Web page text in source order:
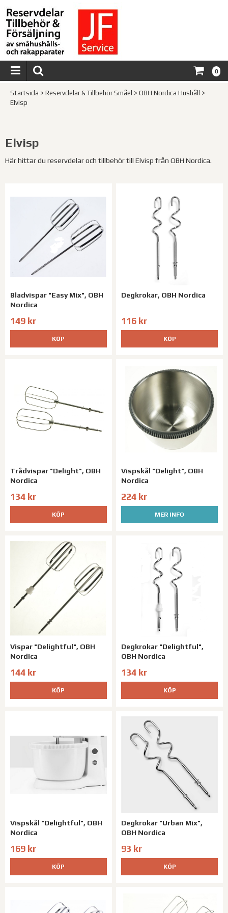
0
Startsida > Reservdelar & Tillbehör Småel > OBH Nordica Hushåll
>
Elvisp
Elvisp
Här hittar du reservdelar och tillbehör till Elvisp från OBH Nordica.
Bladvispar "Easy Mix", OBH
Nordica
149 kr
KÖP
Degkrokar, OBH Nordica
116 kr
KÖP
Trådvispar "Delight", OBH
Nordica
134 kr
KÖP
Vispskål "Delight", OBH
Nordica
224 kr
MER INFO
Vispar "Delightful", OBH
Nordica
144 kr
KÖP
Degkrokar "Delightful",
OBH Nordica
134 kr
KÖP
Vispskål "Delightful", OBH
Nordica
169 kr
KÖP
Degkrokar "Urban Mix",
OBH Nordica
93 kr
KÖP